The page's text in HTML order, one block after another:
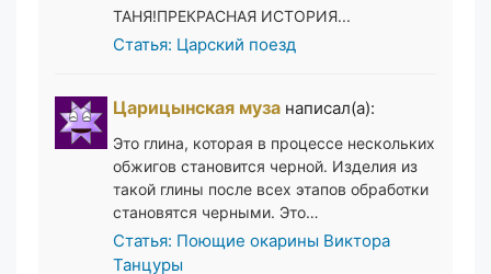
ТАНЯ!ПРЕКРАСНАЯ ИСТОРИЯ...
Статья: Царский поезд
Царицынская муза написал(а):
Это глина, которая в процессе нескольких
обжигов становится черной. Изделия из
такой глины после всех этапов обработки
становятся черными. Это…
Статья: Поющие окарины Виктора
Танцуры